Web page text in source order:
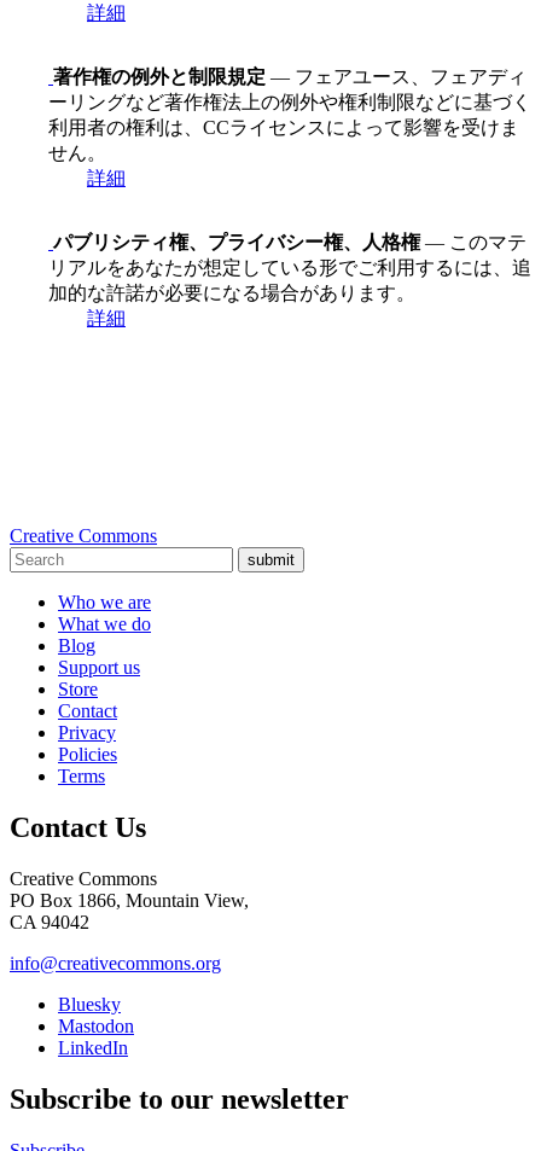
詳細
著作権の例外と制限規定 — フェアユース、フェアディ
ーリングなど著作権法上の例外や権利制限などに基づく
利用者の権利は、CCライセンスによって影響を受けま
せん。
詳細
パブリシティ権、プライバシー権、人格権— このマテ
リアルをあなたが想定している形でご利用するには、追
加的な許諾が必要になる場合があります。
詳細
Creative Commons
submit
Who we are
What we do
Blog
Support us
Store
Contact
Privacy
Policies
Terms
Contact Us
Creative Commons
PO Box 1866, Mountain View,
CA 94042
info@creativecommons.org
Bluesky
Mastodon
LinkedIn
Subscribe to our newsletter